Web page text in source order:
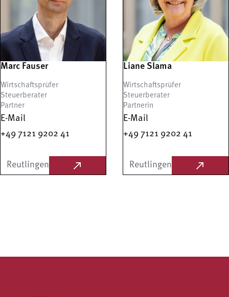
Marc Fauser
Wirtschaftsprüfer
Steuerberater
Partner
E-Mail
+49 7121 9202 41
Reutlingen
Liane Slama
Wirtschaftsprüfer
Steuerberater
Partnerin
E-Mail
+49 7121 9202 41
Reutlingen